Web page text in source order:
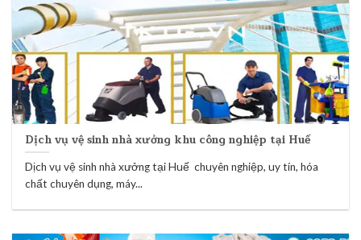
Dịch vụ vệ sinh nhà xưởng khu công nghiệp tại Huế
Dịch vụ vệ sinh nhà xưởng tại Huế chuyên nghiệp, uy tín, hóa
chất chuyên dụng, máy...